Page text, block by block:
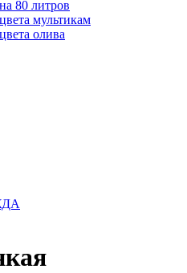
80 литров
мультикам
олива